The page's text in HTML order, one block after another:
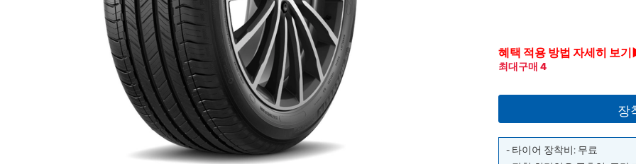
혜택 적용 방법 자세히 보
최대구매 4
장
- 타이어 장착비: 무료